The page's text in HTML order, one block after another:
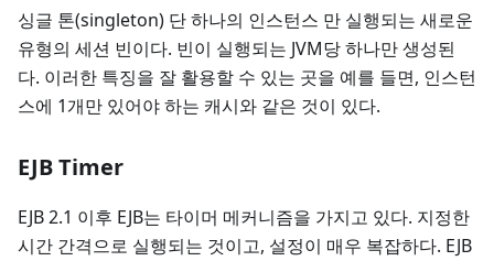
싱글 톤(singleton) 단 하나의 인스턴스 만 실행되는 새로운
유형의 세션 빈이다. 빈이 실행되는 JVM당 하나만 생성된
다. 이러한 특징을 잘 활용할 수 있는 곳을 예를 들면, 인스턴
스에 1개만 있어야 하는 캐시와 같은 것이 있다.
EJB Timer
EJB 2.1 이후 EJB는 타이머 메커니즘을 가지고 있다. 지정한
시간 간격으로 실행되는 것이고, 설정이 매우 복잡하다. EJB